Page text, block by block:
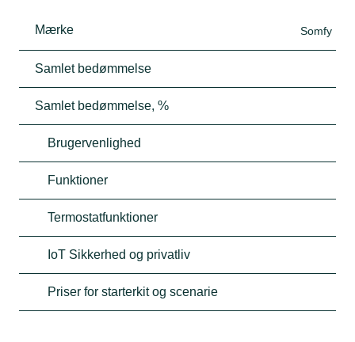
Mærke Somfy
Samlet bedømmelse
Samlet bedømmelse, %
Brugervenlighed
Funktioner
Termostatfunktioner
IoT Sikkerhed og privatliv
Priser for starterkit og scenarie